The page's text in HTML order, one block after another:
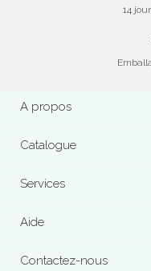
14
A propos
Catalogue
Services
Aide
Contactez-nous